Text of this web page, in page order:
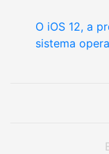
O iOS 12, a
sistema